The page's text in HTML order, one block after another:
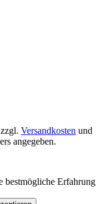
Versandkosten und
angegeben.
bestmögliche Erfahrung